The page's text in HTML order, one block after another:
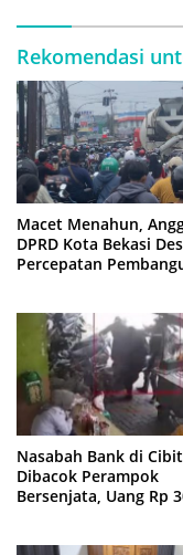
Rekomendasi
Macet Menahun,
DPRD Kota Bekasi
Percepatan
Nasabah Bank di
Dibacok Perampok
Bersenjata, Uang Rp